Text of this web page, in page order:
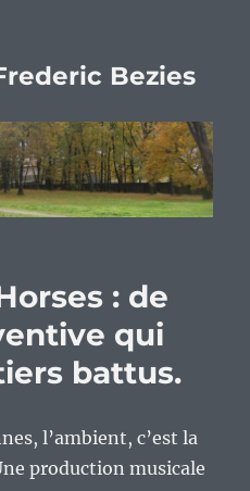
Bezies
: de
qui
battus.
l’ambient, c’est la
production musicale